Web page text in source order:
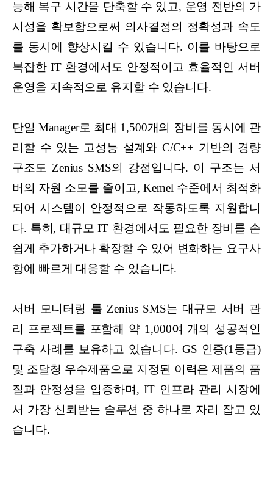
능해 복구 시간을 단축할 수 있고, 운영 전반의 가
시성을 확보함으로써 의사결정의 정확성과 속도
를 동시에 향상시킬 수 있습니다. 이를 바탕으로
복잡한 IT 환경에서도 안정적이고 효율적인 서버
운영을 지속적으로 유지할 수 있습니다.
단일 Manager로 최대 1,500개의 장비를 동시에 관
리할 수 있는 고성능 설계와 C/C++ 기반의 경량
구조도 Zenius SMS의 강점입니다. 이 구조는 서
버의 자원 소모를 줄이고, Kernel 수준에서 최적화
되어 시스템이 안정적으로 작동하도록 지원합니
다. 특히, 대규모 IT 환경에서도 필요한 장비를 손
쉽게 추가하거나 확장할 수 있어 변화하는 요구사
항에 빠르게 대응할 수 있습니다.
서버 모니터링 툴 Zenius SMS는 대규모 서버 관
리 프로젝트를 포함해 약 1,000여 개의 성공적인
구축 사례를 보유하고 있습니다. GS 인증(1등급)
및 조달청 우수제품으로 지정된 이력은 제품의 품
질과 안정성을 입증하며, IT 인프라 관리 시장에
서 가장 신뢰받는 솔루션 중 하나로 자리 잡고 있
습니다.